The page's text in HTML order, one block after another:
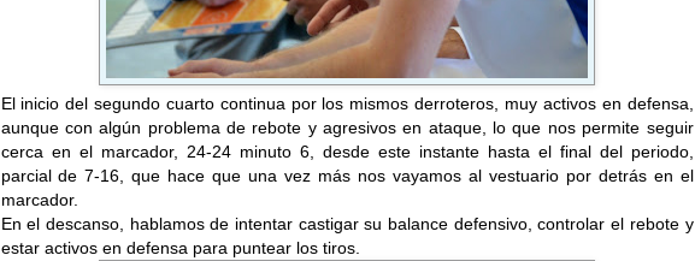
El inicio del segundo cuarto continua por los mismos derroteros, muy activos en defensa,
aunque con algún problema de rebote y agresivos en ataque, lo que nos permite seguir
cerca en el marcador, 24-24 minuto 6, desde este instante hasta el final del periodo,
parcial de 7-16, que hace que una vez más nos vayamos al vestuario por detrás en el
marcador.
En el descanso, hablamos de intentar castigar su balance defensivo, controlar el rebote y
estar activos en defensa para puntear los tiros.